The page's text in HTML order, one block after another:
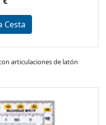
Cesta
articulaciones de latón